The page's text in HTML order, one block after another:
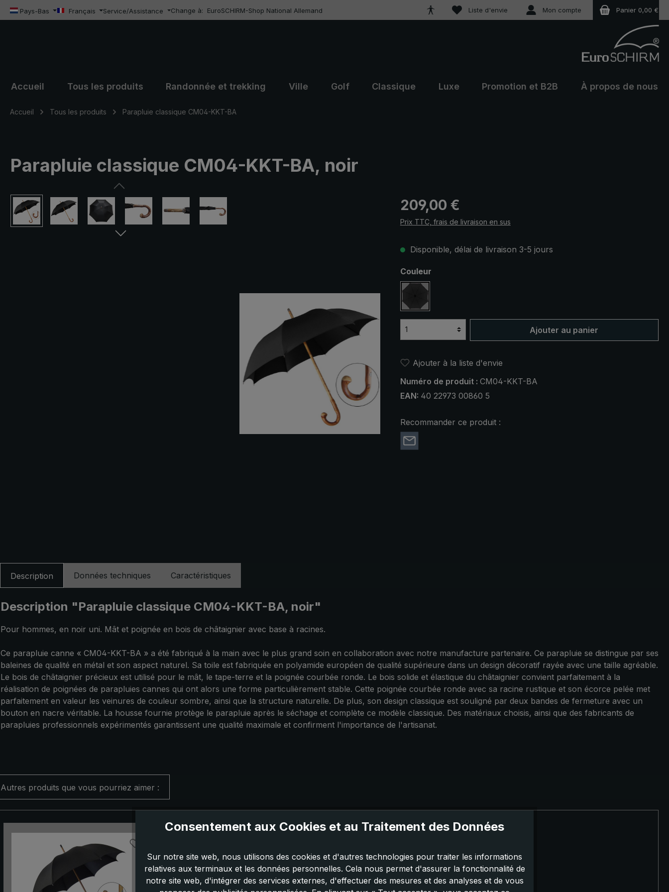
au contenu principal
Passer à la recherche
Passer à la navigation principale
Pays-Bas Français Service/Assistance Change à: EuroSCHIRM-Shop National Allemand Liste d'envie Vous avez 0 articles dans votre liste de souhaits
Mon compte Panier 0,00 €
Accueil Tous les produits Randonnée et trekking Ville Golf Classique Luxe Promotion et B2B À propos de nous
Accueil Tous les produits Parapluie classique CM04-KKT-BA
Parapluie classique CM04-KKT-BA, noir
Ignorer la galerie d'images Prix régulier :
209,00 €
Prix TTC, frais de livraison en sus
Disponible, délai de livraison 3-5 jours
Sélectionnez
Couleur
noir
Ajouter au panier
Ajouter à la liste d'envie
Numéro de produit : CM04-KKT-BA
EAN: 40 22973 00860 5
Recommander ce produit :
Description Données techniques Caractéristiques
Description "Parapluie classique CM04-KKT-BA, noir"
Pour hommes, en noir uni. Mât et poignée en bois de châtaignier avec base à racines.
Ce parapluie canne « CM04-KKT-BA » a été fabriqué à la main avec le plus grand soin en collaboration avec notre manufacture partenaire. Ce parapluie se distingue par ses
baleines de qualité en métal et son aspect naturel. Sa toile est fabriquée en polyamide européen de qualité supérieure dans un design décoratif rayée avec une taille agréable.
Le bois de châtaignier précieux est utilisé pour le mât, le tape-terre et la poignée courbée ronde. Le bois solide et élastique du châtaignier convient parfaitement à la
réalisation de poignées de parapluies cannes qui ont alors une forme particulièrement stable. Cette poignée courbée ronde avec sa racine rustique et son écorce pelée met
parfaitement en valeur les veinures de couleur sombre, ainsi que la structure naturelle. De plus, son design classique est souligné par deux bandes de fermeture avec un
bouton en nacre véritable. La housse fournie protège le parapluie après le séchage et complète ce modèle classique. Des matériaux choisis, ainsi que des fabricants de
parapluies professionnels expérimentés garantissent une qualité maximale et confirment l'importance de l'artisanat.
Autres produits que vous pourriez aimer :
Consentement aux Cookies et au Traitement des Données
Sur notre site web, nous utilisons des cookies et d'autres technologies pour traiter les informations
relatives aux terminaux et les données personnelles. Cela nous permet d'assurer la fonctionnalité de
notre site web, d'intégrer des services externes, d'effectuer des mesures et des analyses et de vous